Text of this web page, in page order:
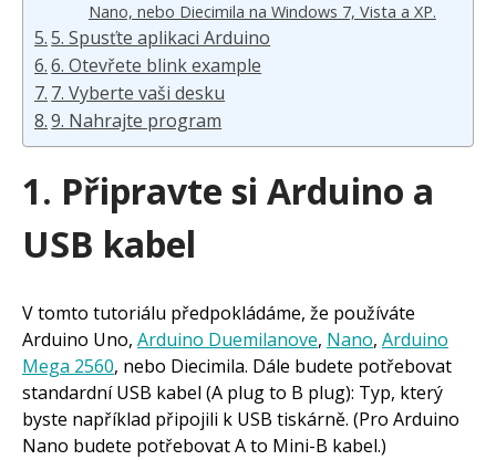
Nano, nebo Diecimila na Windows 7, Vista a XP.
5. Spusťte aplikaci Arduino
6. Otevřete blink example
7. Vyberte vaši desku
9. Nahrajte program
1. Připravte si Arduino a
USB kabel
V tomto tutoriálu předpokládáme, že používáte
Arduino Uno, Arduino Duemilanove, Nano, Arduino
Mega 2560, nebo Diecimila. Dále budete potřebovat
standardní USB kabel (A plug to B plug): Typ, který
byste například připojili k USB tiskárně. (Pro Arduino
Nano budete potřebovat A to Mini-B kabel.)